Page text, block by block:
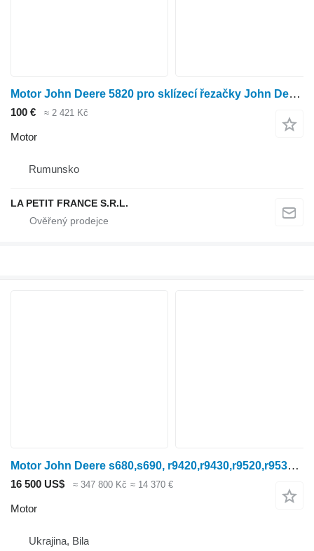
Motor John Deere 5820 pro sklízecí řezačky John Deere 5820
100 € ≈ 2 421 Kč
Motor
Rumunsko
LA PETIT FRANCE S.R.L.
Motor John Deere s680,s690, r9420,r9430,r9520,r9530,r9620,r9630 pro sklízecí mlátičku
16 500 US$ ≈ 347 800 Kč ≈ 14 370 €
Motor
Ukrajina, Bila